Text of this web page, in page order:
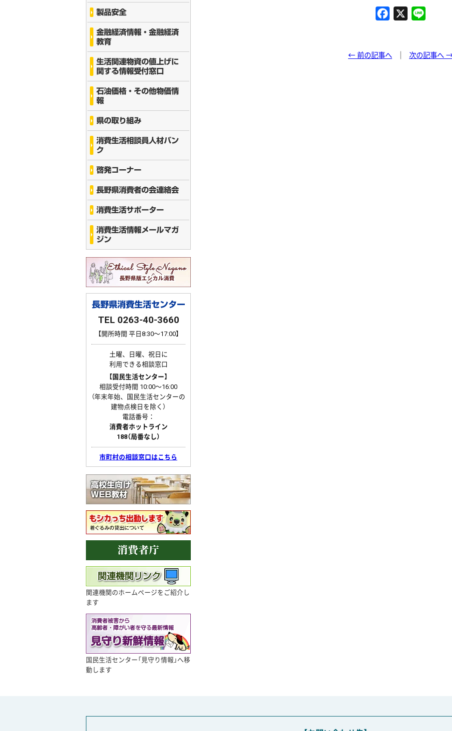
e
e
← 前の記事へ 次の記事へ
製品安全
金融経済情報・金融経済
教育
生活関連物資の値上げに
関する情報受付窓口
石油価格・その他物価情
報
県の取り組み
消費生活相談員人材バン
ク
啓発コーナー
長野県消費者の会連絡会
消費生活サポーター
消費生活情報メールマガ
ジン
長野県消費生活センター
TEL 0263-40-3660
【開所時間 平日8:30〜17:00】
土曜、日曜、祝日に
利用できる相談窓口
【国民生活センター】
相談受付時間 10:00〜16:00
（年末年始、国民生活センターの
建物点検日を除く）
電話番号：
消費者ホットライン
188（局番なし）
市町村の相談窓口はこちら
関連機関のホームページをご紹介し
ます
国民生活センター「見守り情報」へ移
動します